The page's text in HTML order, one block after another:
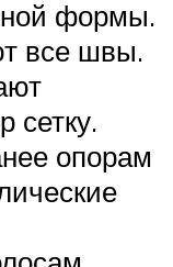
формы.
все швы.
сетку.
опорам